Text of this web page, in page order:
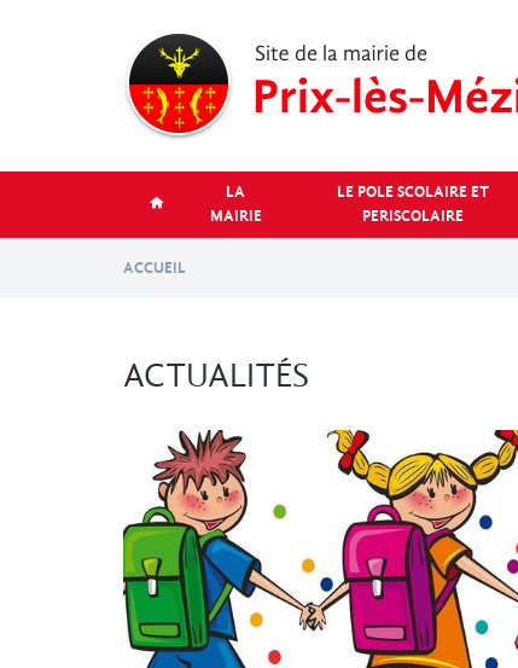
LA
MAIRIE
LE POLE SCOLAIRE ET
PERISCOLAIRE
ACCUEIL
ACTUALITÉS